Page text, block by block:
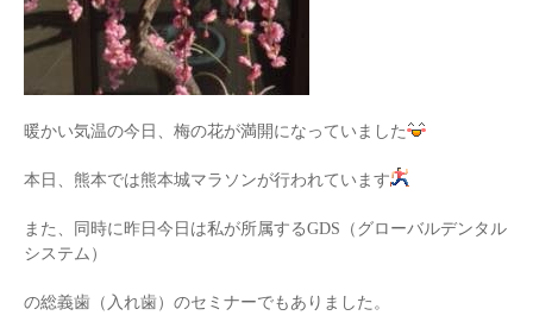
暖かい気温の今日、梅の花が満開になっていました
本日、熊本では熊本城マラソンが行われています
また、同時に昨日今日は私が所属するGDS（グローバルデンタル
システム）
の総義歯（入れ歯）のセミナーでもありました。